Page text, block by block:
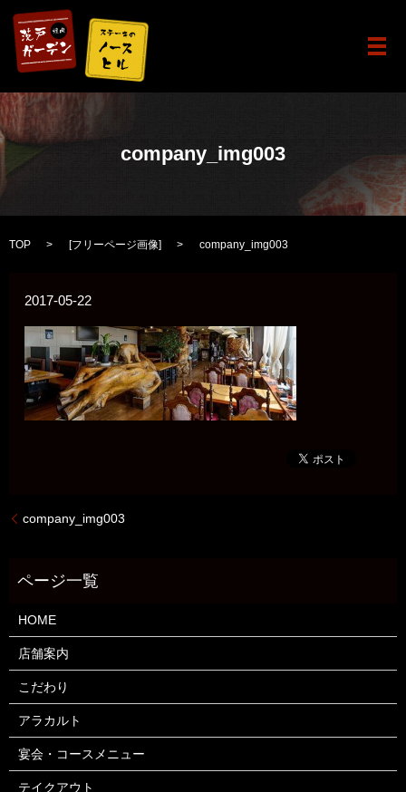
メ
company_img003
TOP [フリーページ画像] company_img003
2017-05-22
company_img003
HOME
店舗案内
こだわり
アラカルト
宴会・コースメニュー
テイクアウト